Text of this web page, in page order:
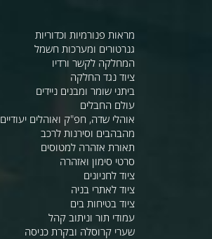
מראות פנורמיות וכדוריות
גנרטורים ומערכות חשמל
המחלקה לקשר ורדיו
ציוד נגד החלקה
ביתני שומר ומבנים ניידים
עולם החבלים
אוהלי שדה, חפ"ק ואוהלים יעודיים
מהבהבים וסירנות לרכב
תאורת אזהרה למטוסים
סרטי סימון ואזהרה
ציוד לחניונים
ציוד לאתרי בניה
ציוד בטיחות בים
עמודי תור וניתוב קהל
שערי קרוסלה ובקרת כניסה